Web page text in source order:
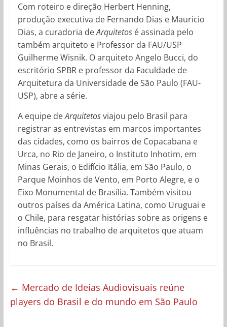
Com roteiro e direção Herbert Henning,
produção executiva de Fernando Dias e Mauricio
Dias, a curadoria deArquitetosé assinada pelo
também arquiteto e Professor da FAU/USP
Guilherme Wisnik. O arquiteto Angelo Bucci, do
escritório SPBR e professor da Faculdade de
Arquitetura da Universidade de São Paulo (FAU-
USP), abre a série.
A equipe deArquitetosviajou pelo Brasil para
registrar as entrevistas em marcos importantes
das cidades, como os bairros de Copacabana e
Urca, no Rio de Janeiro, o Instituto Inhotim, em
Minas Gerais, o Edifício Itália, em São Paulo, o
Parque Moinhos de Vento, em Porto Alegre, e o
Eixo Monumental de Brasília. Também visitou
outros países da América Latina, como Uruguai e
o Chile, para resgatar histórias sobre as origens e
influências no trabalho de arquitetos que atuam
no Brasil.
← Mercado de Ideias Audiovisuais reúne
players do Brasil e do mundo em São Paulo